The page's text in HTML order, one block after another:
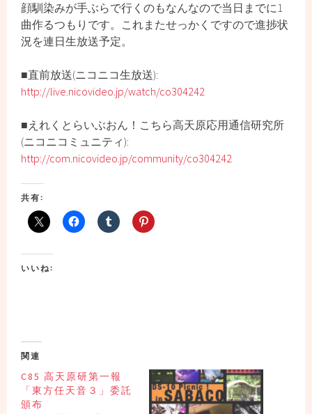
顔馴染みが手ぶらで行くのもなんなので当日までに1
曲作るつもりです。これまたせっかくですので進捗状
況を連日生放送予定。
■直前放送(ニコニコ生放送):
http://live.nicovideo.jp/watch/co304242
■えれくとらいぶおん！こちら高天原応用通信研究所
(ニコニコミュニティ):
http://com.nicovideo.jp/community/co304242
共有:
いいね:
関連
C85 高天原研第一報
「東方任天音３」委託
頒布